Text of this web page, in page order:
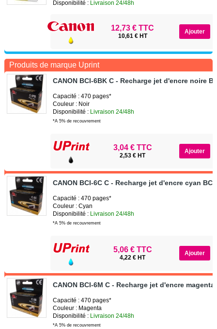
Disponibilité : Livraison 24/48h
12,73 € TTC
10,61 € HT
Produits de marque Uprint
CANON BCI-6BK C - Recharge jet d'encre noire
Capacité : 470 pages*
Couleur : Noir
Disponibilité : Livraison 24/48h
*A 5% de recouvrement
3,04 € TTC
2,53 € HT
CANON BCI-6C C - Recharge jet d'encre cyan
Capacité : 470 pages*
Couleur : Cyan
Disponibilité : Livraison 24/48h
*A 5% de recouvrement
5,06 € TTC
4,22 € HT
CANON BCI-6M C - Recharge jet d'encre magenta
Capacité : 470 pages*
Couleur : Magenta
Disponibilité : Livraison 24/48h
*A 5% de recouvrement